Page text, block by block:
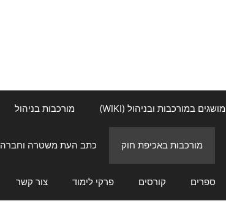
מושגים במורכבות ובניהול (WIKI) מורכבות בניהול
מורכבות באכיפת חוק כתב העת משטרה וחברה
ספרים קורסים פרקי לימוד צור קשר